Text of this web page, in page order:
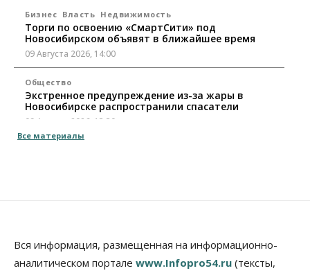
Бизнес Власть Недвижимость
Торги по освоению «СмартСити» под
Новосибирском объявят в ближайшее время
09 Августа 2026, 14:00
Общество
Экстренное предупреждение из-за жары в
Новосибирске распространили спасатели
09 Августа 2026, 13:30
«бронировать» со школы
Все материалы
Вся информация, размещенная на информационно-
аналитическом портале www.Infopro54.ru (тексты,